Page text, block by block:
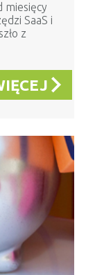
miesięcy
SaaS i
z